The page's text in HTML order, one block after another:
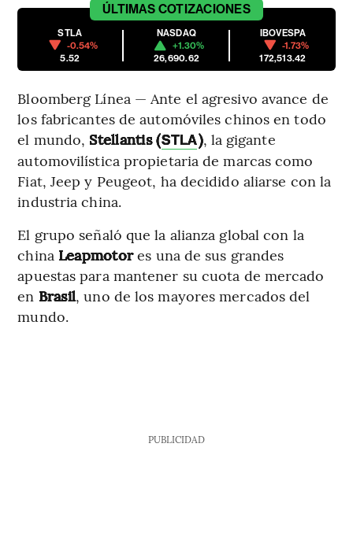
ÚLTIMAS COTIZACIONES
STLA
-0.54%
5.52
NASDAQ
+1.30%
26,690.62
IBOVESPA
-1.73%
172,513.42
Bloomberg Línea — Ante el agresivo avance de
los fabricantes de automóviles chinos en todo
el mundo, Stellantis (STLA), la gigante
automovilística propietaria de marcas como
Fiat, Jeep y Peugeot, ha decidido aliarse con la
industria china.
El grupo señaló que la alianza global con la
china Leapmotores una de sus grandes
apuestas para mantener su cuota de mercado
en Brasil, uno de los mayores mercados del
mundo.
PUBLICIDAD